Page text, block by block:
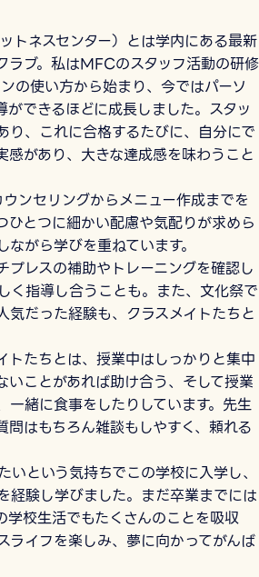
トネスセンター）とは学内にある最新
ラブ。私はMFCのスタッフ活動の研修
の使い方から始まり、今ではパーソ
ができるほどに成長しました。スタッ
り、これに合格するたびに、自分にで
感があり、大きな達成感を味わうこと
ンセリングからメニュー作成までを
ひとつに細かい配慮や気配りが求めら
がら学びを重ねています。
プレスの補助やトレーニングを確認し
く指導し合うことも。また、文化祭で
気だった経験も、クラスメイトたちと
トたちとは、授業中はしっかりと集中
いことがあれば助け合う、そして授業
一緒に食事をしたりしています。先生
問はもちろん雑談もしやすく、頼れる
という気持ちでこの学校に入学し、
経験し学びました。まだ卒業までには
学校生活でもたくさんのことを吸収
ライフを楽しみ、夢に向かってがんば